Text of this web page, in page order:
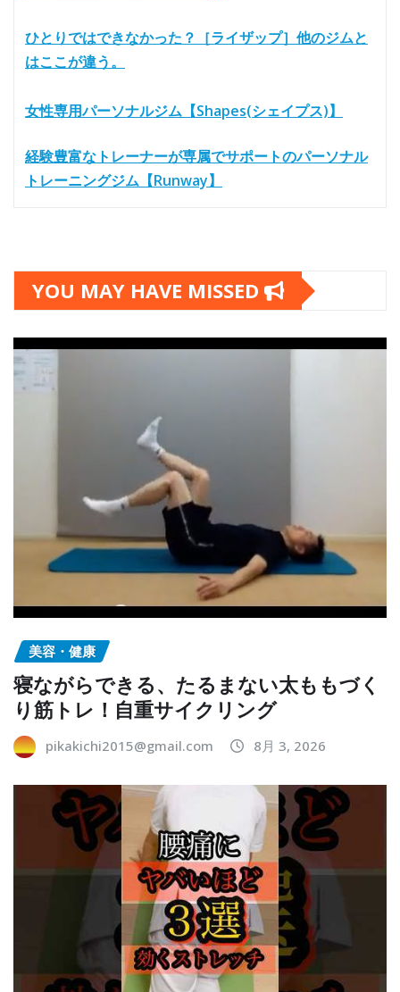
ひとりではできなかった？［ライザップ］他のジムと
はここが違う。
女性専用パーソナルジム【Shapes(シェイプス)】
経験豊富なトレーナーが専属でサポートのパーソナル
トレーニングジム【Runway】
YOU MAY HAVE MISSED
美容・健康
寝ながらできる、たるまない太ももづく
り筋トレ！自重サイクリング
pikakichi2015@gmail.com 8月 3, 2026